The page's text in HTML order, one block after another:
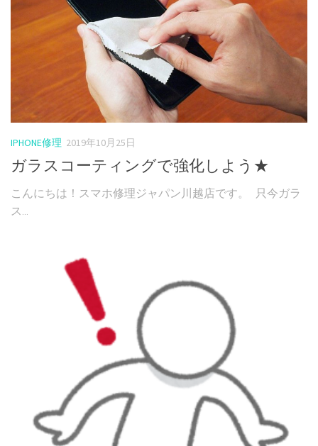
IPHONE修理 2019年10月25日
ガラスコーティングで強化しよう★
こんにちは！スマホ修理ジャパン川越店です。 只今ガラ
ス...